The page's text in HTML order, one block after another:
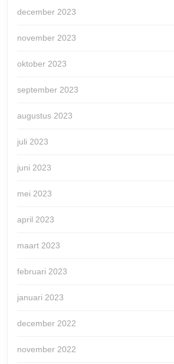
december 2023
november 2023
oktober 2023
september 2023
augustus 2023
juli 2023
juni 2023
mei 2023
april 2023
maart 2023
februari 2023
januari 2023
december 2022
november 2022